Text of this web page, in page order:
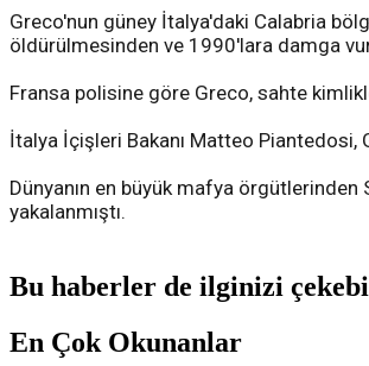
Greco'nun güney İtalya'daki Calabria
öldürülmesinden ve 1990'lara damga
Fransa polisine göre Greco, sahte
İtalya İçişleri Bakanı Matteo Piantedosi,
Dünyanın en büyük mafya örgütlerinden
yakalanmıştı.
Bu haberler de ilginizi
En Çok Okunanlar